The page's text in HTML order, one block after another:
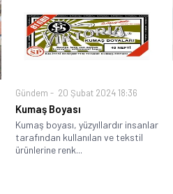
Gündem 20 Şubat 2024 18:36
Kumaş Boyası
Kumaş boyası, yüzyıllardır insanlar
tarafından kullanılan ve tekstil
ürünlerine renk...